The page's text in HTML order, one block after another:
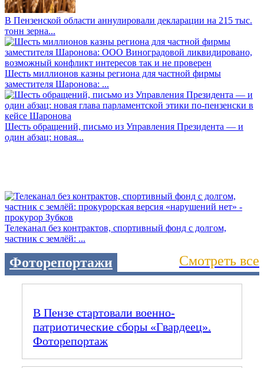
В Пензенской области аннулировали декларации на 215 тыс.
тонн зерна...
Шесть миллионов казны региона для частной фирмы
заместителя Шаронова: ...
Шесть обращений, письмо из Управления Президента — и
один абзац: новая...
Телеканал без контрактов, спортивный фонд с долгом,
частник с землёй: ...
Фоторепортажи Смотреть все
В Пензе стартовали военно-
патриотические сборы «Гвардеец».
Фоторепортаж